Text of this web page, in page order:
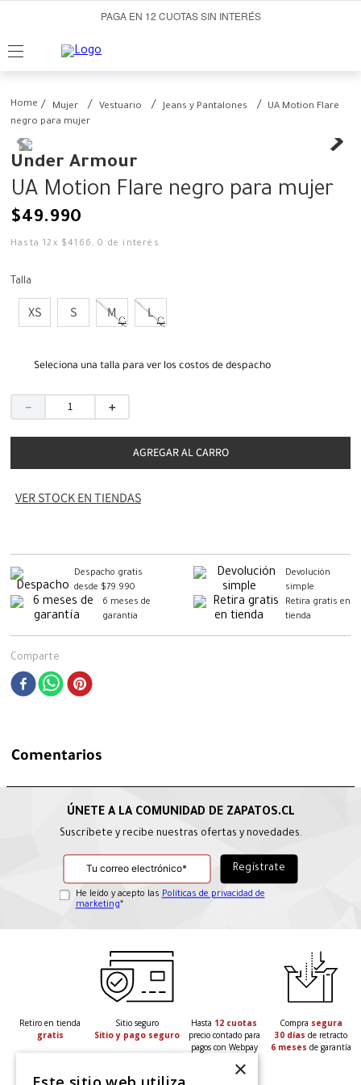
PAGA EN 12 CUOTAS SIN INTERÉS
Mujer Vestuario Jeans y Pantalones
UA Motion Flare
negro para mujer
Under Armour
UA Motion Flare negro para mujer
$49.990
Hasta12 x $4166 ,0 de interés
Talla
XS S M L
Seleciona una talla para ver los costos de despacho
＋
－
AGREGAR AL CARRO
VER STOCK EN TIENDAS
Despacho gratis
desde $79.990
Devolución
simple
6 meses de
garantía
Retira gratis en
tienda
Comparte
Comentarios
Suscríbete y recibe nuestras ofertas y novedades.
He leído y acepto las Políticas de privacidad de
marketing*
Retiro en tienda
gratis
Sitio seguro
Sitio y pago seguro
Hasta 12 cuotas
precio contado para
pagos con Webpay
Compra segura
30 días de retracto
6 meses de garantía
×